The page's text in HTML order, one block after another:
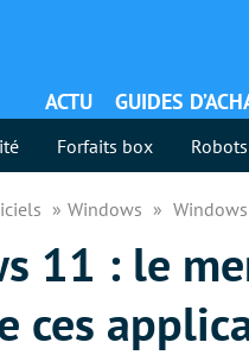
ACTU GUIDES
Forfaits box Robots
Windows
11 : le
ces